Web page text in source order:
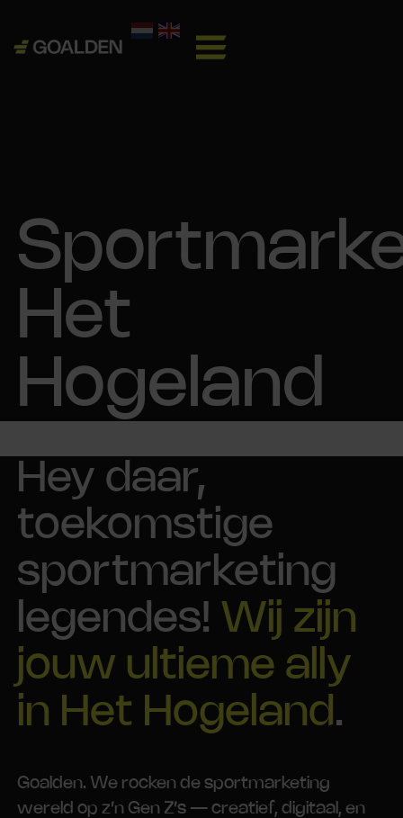
Het
Hogeland
Hey daar,
toekomstige
sportmarketing
legendes! Wij zijn
jouw ultieme ally
in Het Hogeland .
Goalden. We rocken de sportmarketing
wereld op z’n Gen Z’s — creatief, digitaal, en